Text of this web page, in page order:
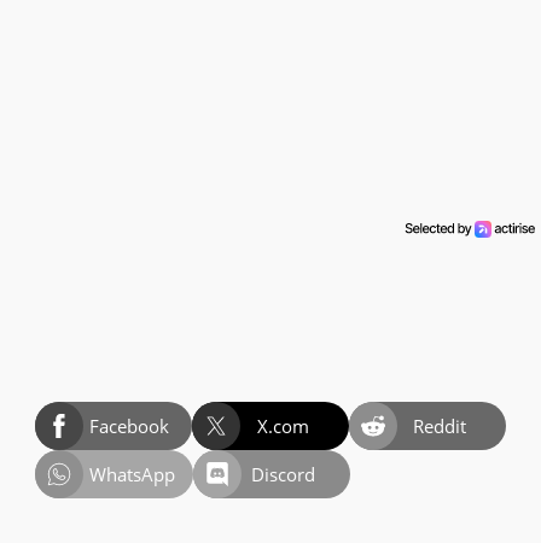
Facebook X.com
Reddit
WhatsApp
Discord